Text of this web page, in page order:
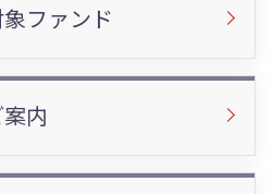
ファンド
内